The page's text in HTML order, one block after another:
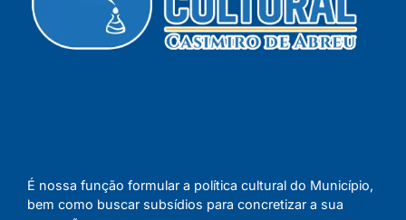
É nossa função formular a política cultural do Município,
bem como buscar subsídios para concretizar a sua